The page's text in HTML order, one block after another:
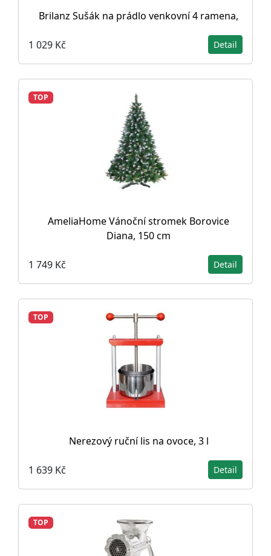
Brilanz Sušák na prádlo venkovní 4 ramena,
1 029 Kč Detail
TOP
AmeliaHome Vánoční stromek Borovice
Diana, 150 cm
1 749 Kč Detail
TOP
Nerezový ruční lis na ovoce, 3 l
1 639 Kč Detail
TOP